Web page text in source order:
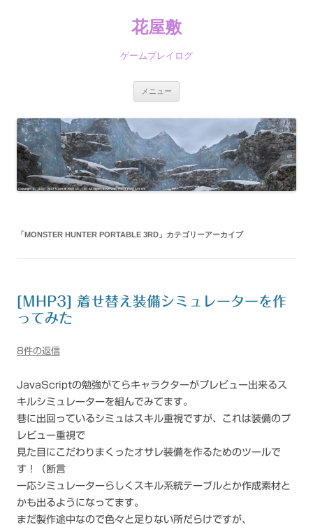
花屋敷
ゲームプレイログ
メニュー
「MONSTER HUNTER PORTABLE 3RD 」カテゴリーアーカイブ
[MHP3] 着せ替え装備シミュレーターを作
ってみた
8件の返信
JavaScriptの勉強がてらキャラクターがプレビュー出来るス
キルシミュレーターを組んでみてます。
巷に出回っているシミュはスキル重視ですが、これは装備のプ
レビュー重視で
見た目にこだわりまくったオサレ装備を作るためのツールで
す！（断言
一応シミュレーターらしくスキル系統テーブルとか作成素材と
かも出るようになってます。
まだ製作途中なので色々と足りない所だらけですが、